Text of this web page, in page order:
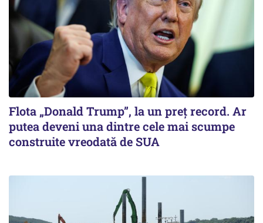
Flota „Donald Trump”, la un preț record. Ar
putea deveni una dintre cele mai scumpe
construite vreodată de SUA